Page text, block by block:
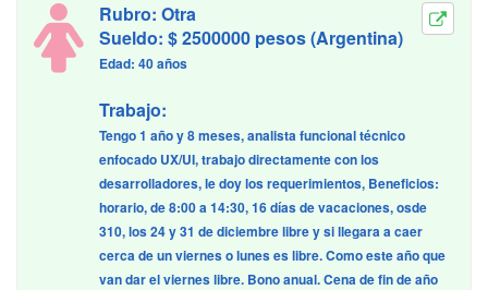
Rubro: Otra
Sueldo: $ 2500000 pesos (Argentina)
Edad: 40 años
Trabajo:
Tengo 1 año y 8 meses, analista funcional técnico
enfocado UX/UI, trabajo directamente con los
desarrolladores, le doy los requerimientos, Beneficios:
horario, de 8:00 a 14:30, 16 días de vacaciones, osde
310, los 24 y 31 de diciembre libre y si llegara a caer
cerca de un viernes o lunes es libre. Como este año que
van dar el viernes libre. Bono anual. Cena de fin de año